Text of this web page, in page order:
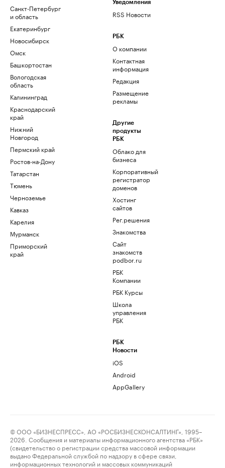
Санкт-Петербург
и область
Екатеринбург
Новосибирск
Омск
Башкортостан
Вологодская
область
Калининград
Краснодарский
край
Нижний
Новгород
Пермский край
Ростов-на-Дону
Татарстан
Тюмень
Черноземье
Кавказ
Карелия
Мурманск
Приморский
край
Уведомления
RSS Новости
РБК
О компании
Контактная
информация
Редакция
Размещение
рекламы
Другие
продукты
РБК
Облако для
бизнеса
Корпоративный
регистратор
доменов
Хостинг
сайтов
Рег.решения
Знакомства
Сайт
знакомств
podbor.ru
РБК
Компании
РБК Курсы
Школа
управления
РБК
РБК
Новости
iOS
Android
AppGallery
© ООО «БИЗНЕСПРЕСС», АО «РОСБИЗНЕСКОНСАЛТИНГ», 1995–
2026. Сообщения и материалы информационного агентства «РБК»
(свидетельство о регистрации средства массовой информации
выдано Федеральной службой по надзору в сфере связи,
информационных технологий и массовых коммуникаций